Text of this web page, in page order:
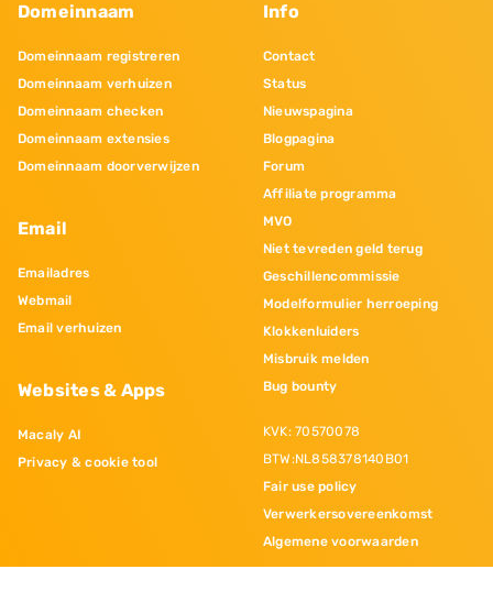
Domeinnaam
Domeinnaam registreren
Domeinnaam verhuizen
Domeinnaam checken
Domeinnaam extensies
Domeinnaam doorverwijzen
Email
Emailadres
Webmail
Email verhuizen
Websites & Apps
Macaly AI
Privacy & cookie tool
Info
Contact
Status
Nieuwspagina
Blogpagina
Forum
Affiliate programma
MVO
Niet tevreden geld terug
Geschillencommissie
Modelformulier herroeping
Klokkenluiders
Misbruik melden
Bug bounty
KVK: 70570078
BTW:NL858378140B01
Fair use policy
Verwerkersovereenkomst
Algemene voorwaarden